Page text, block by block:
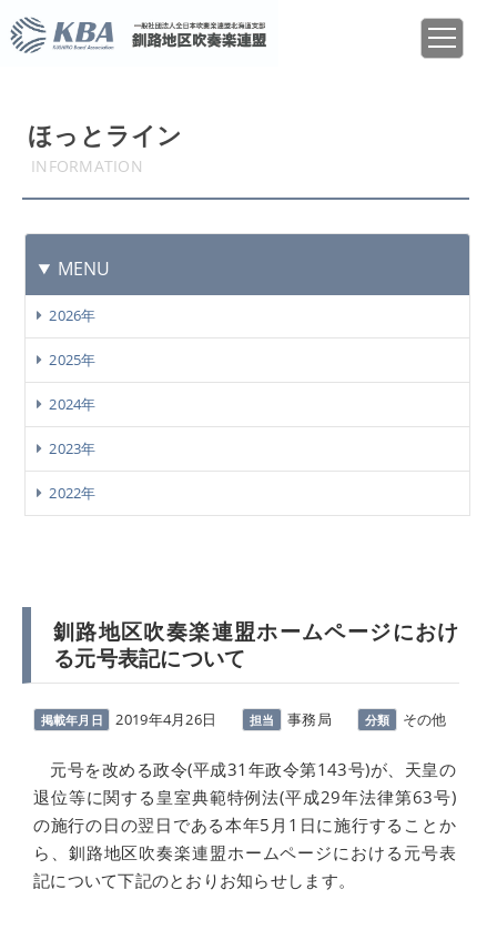
ほっとライン
INFORMATION
MENU
2026年
2025年
2024年
2023年
2022年
釧路地区吹奏楽連盟ホームページにおけ
る元号表記について
掲載年月日 2019年4月26日 担当 事務局 分類 その他
元号を改める政令(平成31年政令第143号)が、天皇の
退位等に関する皇室典範特例法(平成29年法律第63号)
の施行の日の翌日である本年5月1日に施行することか
ら、釧路地区吹奏楽連盟ホームページにおける元号表
記について下記のとおりお知らせします。